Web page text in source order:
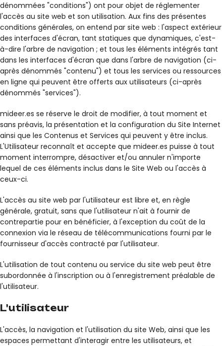
dénommées "conditions") ont pour objet de réglementer
l'accès au site web et son utilisation. Aux fins des présentes
conditions générales, on entend par site web : l'aspect extérieur
des interfaces d'écran, tant statiques que dynamiques, c'est-
à-dire l'arbre de navigation ; et tous les éléments intégrés tant
dans les interfaces d'écran que dans l'arbre de navigation (ci-
après dénommés "contenu") et tous les services ou ressources
en ligne qui peuvent être offerts aux utilisateurs (ci-après
dénommés "services").
mideer.es se réserve le droit de modifier, à tout moment et
sans préavis, la présentation et la configuration du Site Internet
ainsi que les Contenus et Services qui peuvent y être inclus.
L'Utilisateur reconnaît et accepte que mideer.es puisse à tout
moment interrompre, désactiver et/ou annuler n'importe
lequel de ces éléments inclus dans le Site Web ou l'accès à
ceux-ci.
L'accès au site web par l'utilisateur est libre et, en règle
générale, gratuit, sans que l'utilisateur n'ait à fournir de
contrepartie pour en bénéficier, à l'exception du coût de la
connexion via le réseau de télécommunications fourni par le
fournisseur d'accès contracté par l'utilisateur.
L'utilisation de tout contenu ou service du site web peut être
subordonnée à l'inscription ou à l'enregistrement préalable de
l'utilisateur.
L'utilisateur
L'accès, la navigation et l'utilisation du site Web, ainsi que les
espaces permettant d'interagir entre les utilisateurs, et